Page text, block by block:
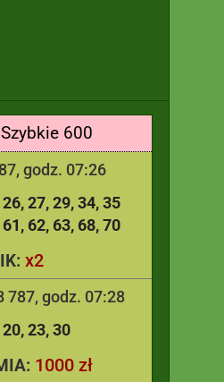
600
godz. 07:26
26 27 29 34 35
61 62 63 68 70
x2
787, godz. 07:28
20 23 30
1000 zł